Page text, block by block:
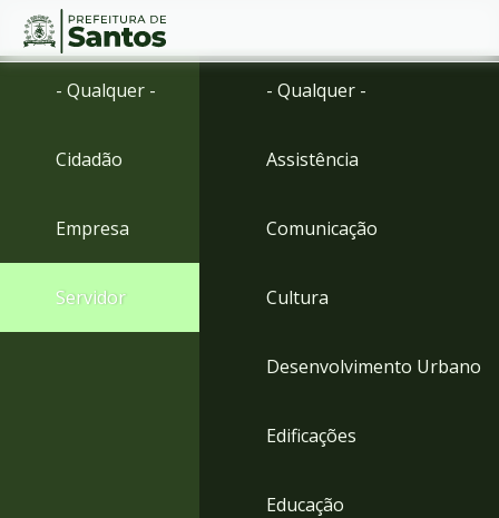
Ir
menu
para
Conteúdo
- Qualquer -
Cidadão
Empresa
Servidor
- Qualquer -
Assistência
Comunicação
Cultura
Desenvolvimento Urbano
Edificações
Educação